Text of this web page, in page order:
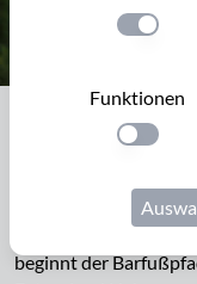
Barfußpfads
Südwestlich von
dem
beginnt der
Funktionen